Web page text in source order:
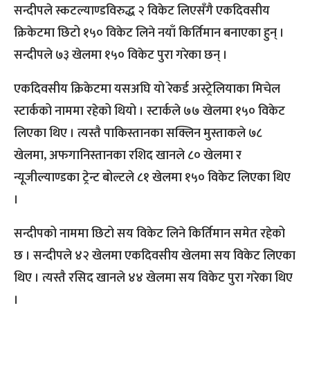
सन्दीपले स्कटल्याण्डविरुद्ध २ विकेट लिएसँगै एकदिवसीय
क्रिकेटमा छिटो १५० विकेट लिने नयाँ किर्तिमान बनाएका हुन् ।
सन्दीपले ७३ खेलमा १५० विकेट पुरा गरेका छन् ।
एकदिवसीय क्रिकेटमा यसअघि यो रेकर्ड अस्ट्रेलियाका मिचेल
स्टार्कको नाममा रहेको थियो । स्टार्कले ७७ खेलमा १५० विकेट
लिएका थिए । त्यस्तै पाकिस्तानका सक्लिन मुस्ताकले ७८
खेलमा, अफगानिस्तानका रशिद खानले ८० खेलमा र
न्यूजील्याण्डका ट्रेन्ट बोल्टले ८१ खेलमा १५० विकेट लिएका थिए
।
सन्दीपको नाममा छिटो सय विकेट लिने किर्तिमान समेत रहेको
छ । सन्दीपले ४२ खेलमा एकदिवसीय खेलमा सय विकेट लिएका
थिए । त्यस्तै रसिद खानले ४४ खेलमा सय विकेट पुरा गरेका थिए
।